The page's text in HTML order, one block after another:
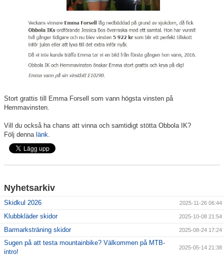
Stort grattis till Emma Forsell som vann högsta vinsten på
Hemmavinsten.
Vill du också ha chans att vinna och samtidigt stötta Obbola IK?
Följ denna länk.
Nyhetsarkiv
Skidkul 2026 2025-11-26 06:44
Klubbkläder skidor 2025-10-08 21:54
Barmarksträning skidor 2025-08-24 17:24
Sugen på att testa mountainbike? Välkommen på MTB-
intro!
2025-05-14 21:38